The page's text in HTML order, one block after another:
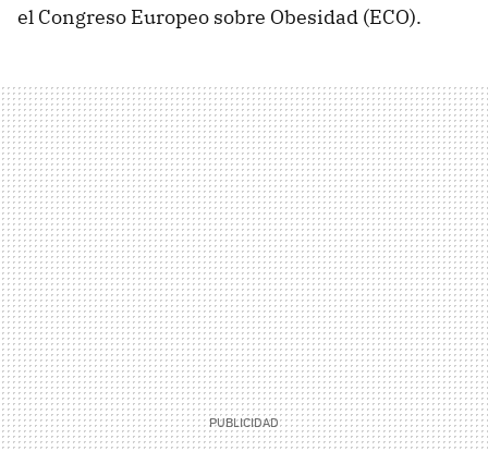
el Congreso Europeo sobre Obesidad (ECO).